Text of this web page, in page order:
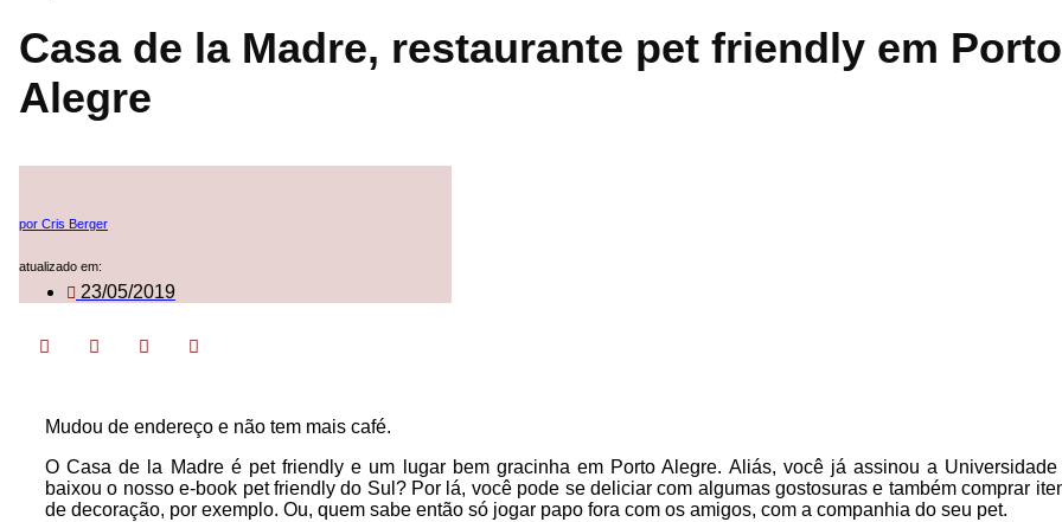
Casa de la Madre, restaurante pet friendly em Porto
Alegre
por Cris Berger
atualizado em:
23/05/2019
Mudou de endereço e não tem mais café.
O Casa de la Madre é pet friendly e um lugar bem gracinha em Porto Alegre. Aliás, você já assinou a
baixou o nosso e-book pet friendly do Sul? Por lá, você pode se deliciar com algumas gostosuras e também comprar
de decoração, por exemplo. Ou, quem sabe então só jogar papo fora com os amigos, com a companhia do seu pet.